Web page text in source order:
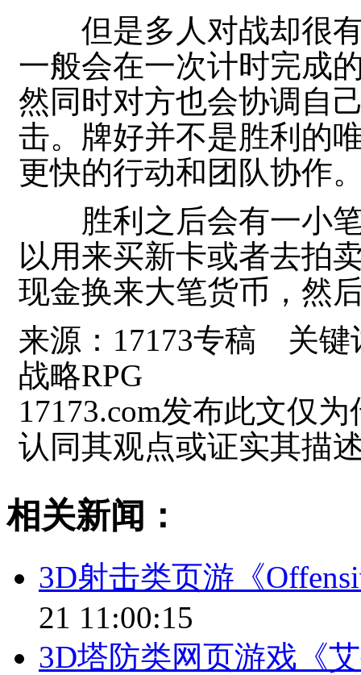
但是多人对战却很有
一般会在一次计时完成
然同时对方也会协调自
击。牌好并不是胜利的
更快的行动和团队协作
胜利之后会有一小笔
以用来买新卡或者去拍
现金换来大笔货币，然
来源：17173专稿 关键
战略RPG
17173.com发布此文仅
认同其观点或证实其描
相关新闻：
3D射击类页游《
21 11:00:15
3D塔防类网页游戏《